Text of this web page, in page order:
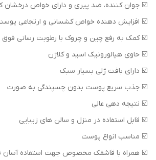
☑️ جوان کننده، ضد پیری و دارای خواص درخشان
☑️ افزایش دهنده خواص کشسانی و ارتجاعی
☑️ کمک به رفع چین و چروک با رطوبت رسانی فوق
☑️ حاوی هیالورونیک اسید و کلاژن
☑️ دارای بافت ژلی بسیار سبک
☑️ جذب سریع پوست بدون چسپندگی به صورت
☑️ نتیجه دهی عالی
☑️ قابل استفاده در منزل و سالن های زیبایی
☑️ مناسب انواع پوست
☑️ همراه با قاشقک مخصوص جهت استفاده آسان